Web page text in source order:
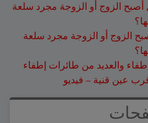
أصبح الزوج أو الزوجة مجرد سلعة
الزوج أو الزوجة مجرد سلعة
إطفاء والعديد من طائرات إطفاء
عين قنية – فيديو